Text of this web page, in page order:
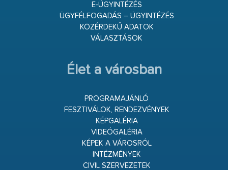
E-ÜGYINTÉZÉS
ÜGYFÉLFOGADÁS – ÜGYINTÉZÉS
KÖZÉRDEKŰ ADATOK
VÁLASZTÁSOK
Élet a városban
PROGRAMAJÁNLÓ
FESZTIVÁLOK, RENDEZVÉNYEK
KÉPGALÉRIA
VIDEÓGALÉRIA
KÉPEK A VÁROSRÓL
INTÉZMÉNYEK
CIVIL SZERVEZETEK